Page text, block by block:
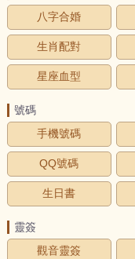
八字合婚
生肖配對
星座血型
號碼
手機號碼
QQ號碼
生日書
靈簽
觀音靈簽